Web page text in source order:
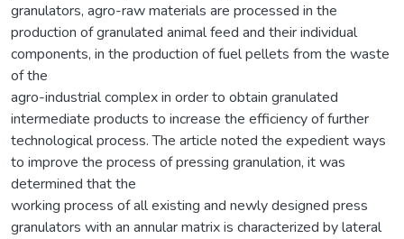
granulators, agro-raw materials are processed in the
production of granulated animal feed and their individual
components, in the production of fuel pellets from the waste
of the
agro-industrial complex in order to obtain granulated
intermediate products to increase the efficiency of further
technological process. The article noted the expedient ways
to improve the process of pressing granulation, it was
determined that the
working process of all existing and newly designed press
granulators with an annular matrix is characterized by lateral